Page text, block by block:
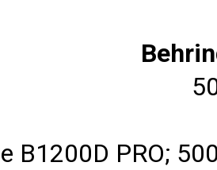
B1200D PRO;